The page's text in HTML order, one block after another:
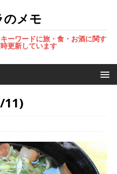
のメモ
ーワードに旅・食・お酒に関す
更新しています
11)